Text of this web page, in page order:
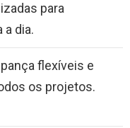
para
a dia.
flexíveis e
os projetos.